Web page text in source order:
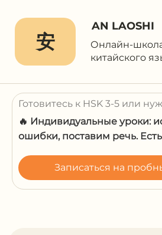
安
AN LAOSHI
Онлайн-
китайского
Готовитесь к HSK 3-5 или
🔥 Индивидуальные уроки:
ошибки, поставим речь.
Записаться на